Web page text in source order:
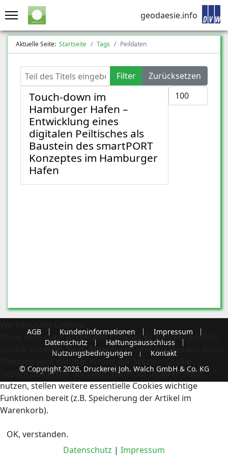
geodaesie.info
Aktuelle Seite: Startseite Tags Peildaten
Teil des Titels eingeben Filter
Zurücksetzen
Anzeige #
Touch-down im
Hamburger Hafen –
Entwicklung eines
digitalen Peiltisches als
Baustein des smartPORT
Konzeptes im Hamburger
Hafen
AGB Kundeninformationen
Impressum
Datenschutz
Haftungsausschluss
Nutzungsbedingungen
Kontakt
© Copyright 2026, Druckerei Joh. Walch GmbH & Co. KG
Diese Seite nutzt essentielle Cookies. Es wird ein Session-
Cookie angelegt. Beim Akzeptieren und Ausblenden dieser
Meldung wird darüber hinaus der Session-Cookie
'reDimCookieHint' angelegt. Wenn Sie unseren Shop
nutzen, stellen weitere essentielle Cookies wichtige
Funktionen bereit (z.B. Speicherung der Artikel im
Warenkorb).
OK, verstanden.
Datenschutz | Impressum